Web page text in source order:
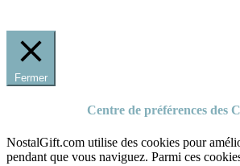
Fermer
Centre de préférences des
NostalGift.com utilise des cookies pour
pendant que vous naviguez. Parmi ces